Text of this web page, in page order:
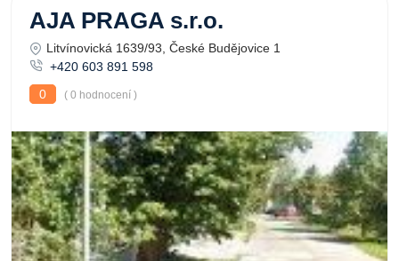
AJA PRAGA s.r.o.
Litvínovická 1639/93, České Budějovice 1
+420 603 891 598
0
( 0 hodnocení )